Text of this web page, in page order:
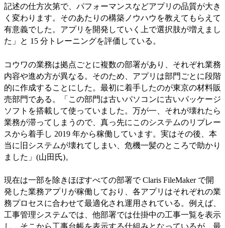
記述の仕方次第で、パフォーマンスなどアプリの品質が大き
く変わります。そのあたりの構築ノウハウを教えてもらえて
有意義でした。アプリを開発していく上で選択肢が増えまし
た」と 15 分トレーニングを評価している。
コウワの業務は拠点ごとに複数の部署があり、それぞれ業務
内容や進め方が異なる。そのため、アプリは部門ごとに段階
的に作成することにした。最初に着手したのが東京の材料販
売部門である。「この部門は古いパソコンに古いパッケージ
ソフトを搭載して使っていました。万が一、それが壊れたら
業務が滞ってしまうので、真っ先にこのシステムのリプレー
スから着手し 2019 年から稼働しています。実はその後、本
当に旧システムが壊れてしまい、危機一髪のところで助かり
ました」(山田氏)。
現在は一部を除きほぼすべての部署で Claris FileMaker で開
発した業務アプリが稼働しており、各アプリはそれぞれの業
務プロセスに合わせて最適化され運用されている。例えば、
工事管理システムでは、他部署では仕掛中の工事一覧を表示
し、そこから工事台帳を表示する仕組みとなっているが、最